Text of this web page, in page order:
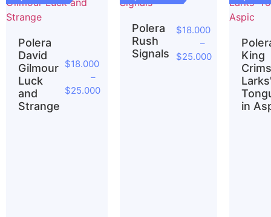
Polera
David
Gilmour
Luck
and
Strange
$18.000
–
$25.000
Polera
Rush
Signals
$18.000
–
$25.000
King
in